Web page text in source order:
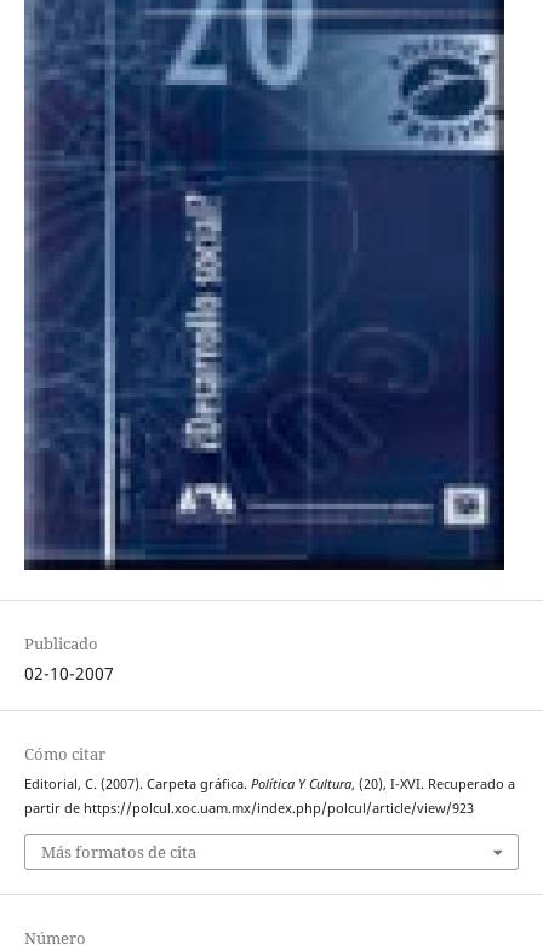
Publicado
02-10-2007
Cómo citar
Editorial, C. (2007). Carpeta gráfica. Política Y Cultura, (20), I-XVI. Recuperado a
partir de https://polcul.xoc.uam.mx/index.php/polcul/article/view/923
Más formatos de cita
Número